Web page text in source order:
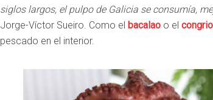
siglos largos, el pulpo de Galicia se consumía,
Jorge-Víctor Sueiro. Como el bacalao o el congrio
pescado en el interior.